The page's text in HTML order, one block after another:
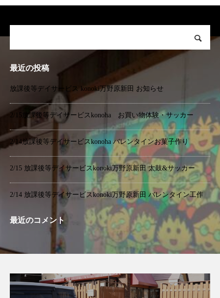
最近の投稿
放課後等デイサービス konoki万野原新田 お知らせ
2/15放課後等デイサービスkonoha お買い物体験・サッカー
2/14放課後等デイサービスkonoha バレンタインお菓子作り
2/15 放課後等デイサービスkonoki万野原新田 太鼓&サッカー
2/14 放課後等デイサービスkonoki万野原新田 バレンタイン工作
最近のコメント